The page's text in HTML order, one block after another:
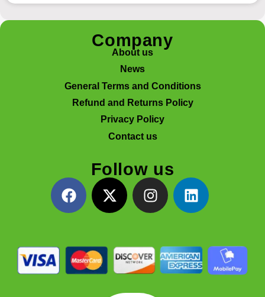
Company
About us
News
General Terms and Conditions
Refund and Returns Policy
Privacy Policy
Contact us
Follow us